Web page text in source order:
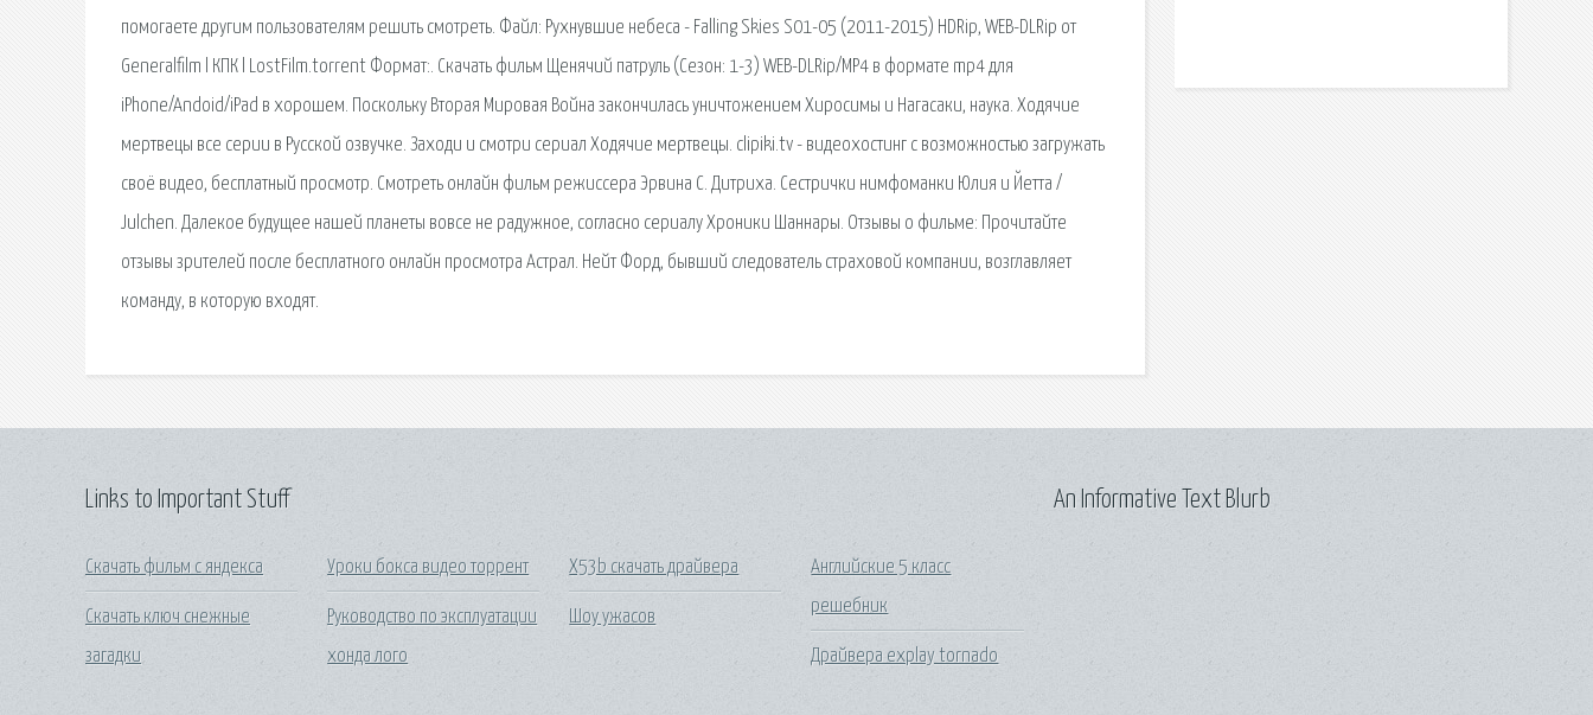
помогаете другим пользователям решить смотреть. Файл: Рухнувшие небеса - Falling Skies S01-05 (2011-2015) HDRip, WEB-DLRip от
Generalfilm l КПК l LostFilm.torrent Формат:. Скачать фильм Щенячий патруль (Сезон: 1-3) WEB-DLRip/MP4 в формате mp4 для
iPhone/Andoid/iPad в хорошем. Поскольку Вторая Мировая Война закончилась уничтожением Хиросимы и Нагасаки, наука. Ходячие
мертвецы все серии в Русской озвучке. Заходи и смотри сериал Ходячие мертвецы. clipiki.tv - видеохостинг с возможностью загружать
своё видео, бесплатный просмотр. Смотреть онлайн фильм режиссера Эрвина С. Дитриха. Сестрички нимфоманки Юлия и Йетта /
Julchen. Далекое будущее нашей планеты вовсе не радужное, согласно сериалу Хроники Шаннары. Отзывы о фильме: Прочитайте
отзывы зрителей после бесплатного онлайн просмотра Астрал. Нейт Форд, бывший следователь страховой компании, возглавляет
команду, в которую входят.
Links to Important Stuff
Скачать фильм с яндекса
Скачать ключ снежные
загадки
Уроки бокса видео торрент
Руководство по эксплуатации
хонда лого
X53b скачать драйвера
Шоу ужасов
Английские 5 класс
решебник
Драйвера explay tornado
An Informative Text Blurb